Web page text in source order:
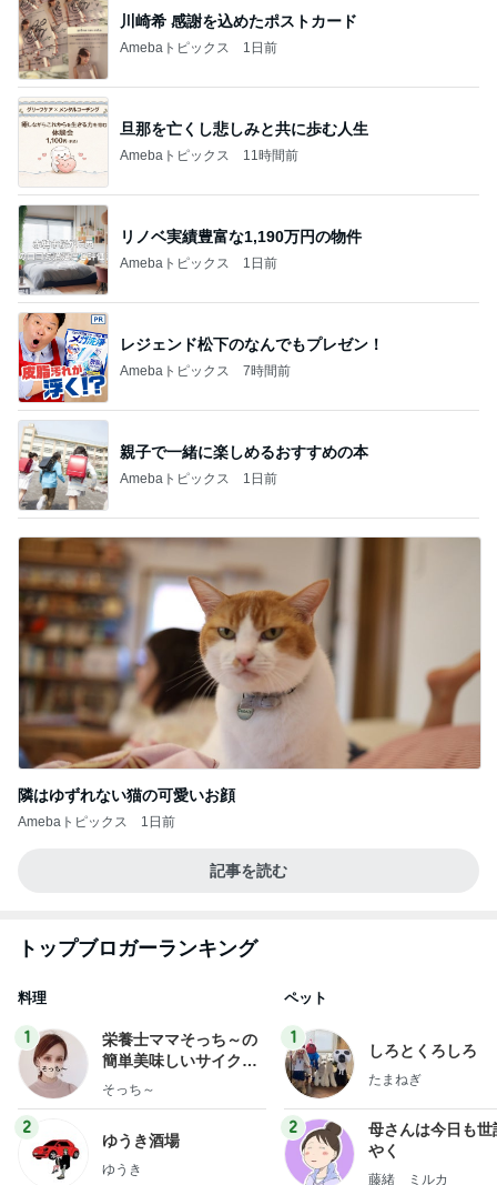
川崎希 感謝を込めたポストカード
Amebaトピックス 1日前
旦那を亡くし悲しみと共に歩む人生
Amebaトピックス 11時間前
リノベ実績豊富な1,190万円の物件
Amebaトピックス 1日前
レジェンド松下のなんでもプレゼン！
Amebaトピックス 7時間前
親子で一緒に楽しめるおすすめの本
Amebaトピックス 1日前
隣はゆずれない猫の可愛いお顔
Amebaトピックス 1日前
記事を読む
トップブロガーランキング
料理
1
栄養士ママそっち～の
簡単美味しいサイクル
献立
そっち～
2
ゆうき酒場
ゆうき
ペット
1
しろとくろしろ
たまねぎ
2
母さんは今日も世
やく
藤緒 ミルカ